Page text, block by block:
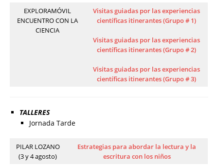
EXPLORAMÓVIL
ENCUENTRO CON LA
CIENCIA
Visitas guiadas por las experiencias
científicas itinerantes (Grupo # 1)
Visitas guiadas por las experiencias
científicas itinerantes (Grupo # 2)
Visitas guiadas por las experiencias
científicas itinerantes (Grupo # 3)
TALLERES
Jornada Tarde
PILAR LOZANO
(3 y 4 agosto)
Estrategias para abordar la lectura y la
escritura con los niños